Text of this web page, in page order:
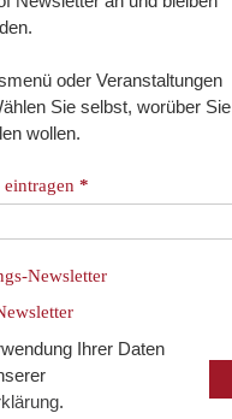
oder Veranstaltungen
Sie selbst, worüber Sie
wollen.
eintragen*
Newsletter
Ihrer Daten
.